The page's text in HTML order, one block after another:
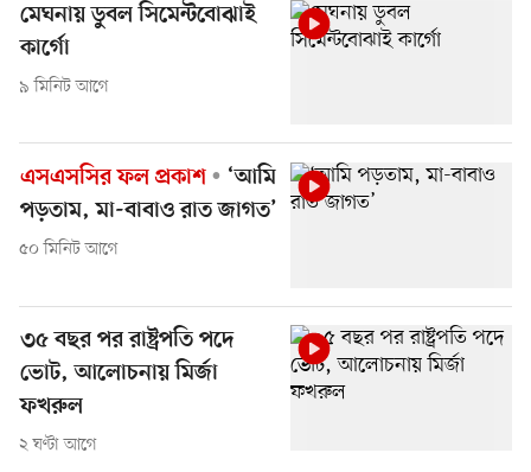
মেঘনায় ডুবল সিমেন্টবোঝাই
কার্গো
৯ মিনিট আগে
এসএসসির ফল প্রকাশ
‘আমি
পড়তাম, মা-বাবাও রাত জাগত’
৫০ মিনিট আগে
৩৫ বছর পর রাষ্ট্রপতি পদে
ভোট, আলোচনায় মির্জা
ফখরুল
২ ঘণ্টা আগে